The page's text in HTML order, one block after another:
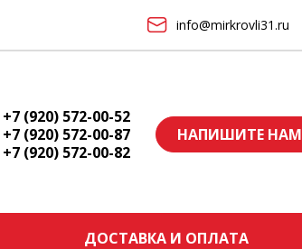
info@mirkrovli31.ru
+7 (920) 572-00-52
+7 (920) 572-00-87
+7 (920) 572-00-82
НАПИШИТЕ НАМ
ДОСТАВКА И ОПЛАТА